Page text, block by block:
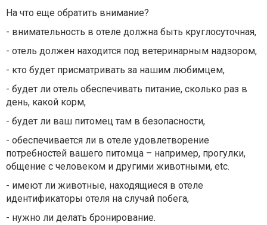
На что еще обратить внимание?
- внимательность в отеле должна быть круглосуточная,
- отель должен находится под ветеринарным надзором,
- кто будет присматривать за нашим любимцем,
- будет ли отель обеспечивать питание, сколько раз в
день, какой корм,
- будет ли ваш питомец там в безопасности,
- обеспечивается ли в отеле удовлетворение
потребностей вашего питомца – например, прогулки,
общение с человеком и другими животными, etc.
- имеют ли животные, находящиеся в отеле
идентификаторы отеля на случай побега,
- нужно ли делать бронирование.